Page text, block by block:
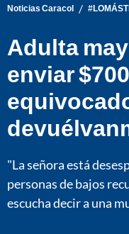
Noticias Caracol /
Adulta
enviar
"La señora está
personas de bajos
escucha decir a una